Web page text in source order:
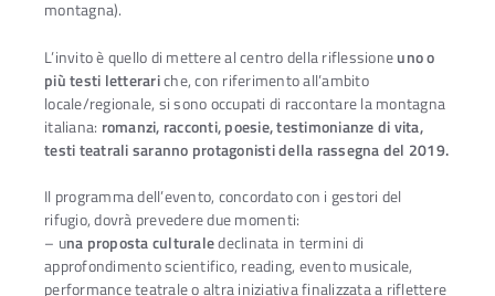
montagna).
L’invito è quello di mettere al centro della riflessioneuno o
più testi letterariche, con riferimento all’ambito
locale/regionale, si sono occupati di raccontare la montagna
italiana: romanzi, racconti, poesie, testimonianze di vita,
testi teatrali saranno protagonisti della rassegna del 2019.
Il programma dell’evento, concordato con i gestori del
rifugio, dovrà prevedere due momenti:
– una proposta culturaledeclinata in termini di
approfondimento scientifico, reading, evento musicale,
performance teatrale o altra iniziativa finalizzata a riflettere